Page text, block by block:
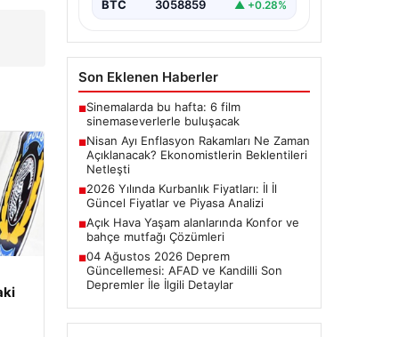
BTC 3058859 ▲ +0.28%
Son Eklenen Haberler
■Sinemalarda bu hafta: 6 film
sinemaseverlerle buluşacak
■Nisan Ayı Enflasyon Rakamları Ne Zaman
Açıklanacak? Ekonomistlerin Beklentileri
Netleşti
■2026 Yılında Kurbanlık Fiyatları: İl İl
Güncel Fiyatlar ve Piyasa Analizi
■Açık Hava Yaşam alanlarında Konfor ve
bahçe mutfağı Çözümleri
■04 Ağustos 2026 Deprem
Güncellemesi: AFAD ve Kandilli Son
Depremler İle İlgili Detaylar